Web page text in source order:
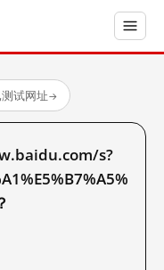
试网址→
s?